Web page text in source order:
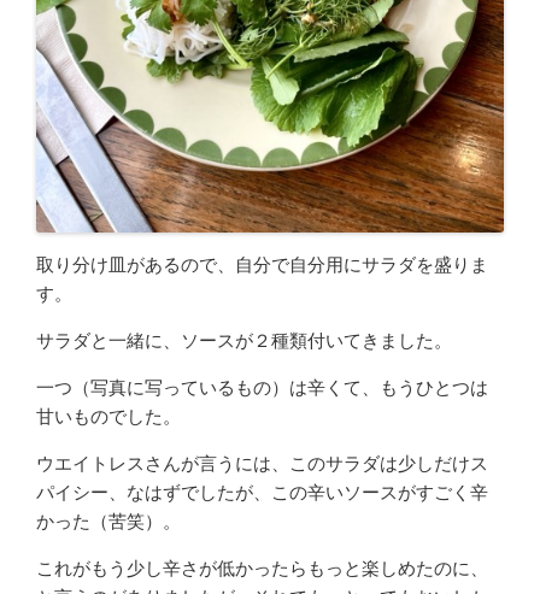
取り分け皿があるので、自分で自分用にサラダを盛りま
す。
サラダと一緒に、ソースが２種類付いてきました。
一つ（写真に写っているもの）は辛くて、もうひとつは
甘いものでした。
ウエイトレスさんが言うには、このサラダは少しだけス
パイシー、なはずでしたが、この辛いソースがすごく辛
かった（苦笑）。
これがもう少し辛さが低かったらもっと楽しめたのに、